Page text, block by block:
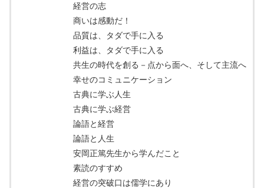
経営の志
商いは感動だ！
品質は、タダで手に入る
利益は、タダで手に入る
共生の時代を創る－点から面へ、そして主流へ
幸せのコミュニケーション
古典に学ぶ人生
古典に学ぶ経営
論語と経営
論語と人生
安岡正篤先生から学んだこと
素読のすすめ
経営の突破口は儒学にあり